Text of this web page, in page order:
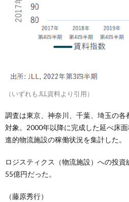
（いずれもJLL資料より引用）
調査は東京、神奈川、千葉、埼玉の
対象。2000年以降に完成した延べ床
進的物流施設の稼働状況を集計した。
ロジスティクス（物流施設）への投
55億円だった。
（藤原秀行）